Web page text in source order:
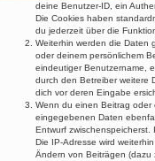
deine Benutzer-ID, ein
Die Cookies haben
du jederzeit über die
Weiterhin werden die Daten
oder deinem persönlichem
eindeutiger Benutzername,
durch den Betreiber weitere
dich vor deren Eingabe
Wenn du einen Beitrag oder
eingegebenen Daten
Entwurf
Die IP-Adresse wird
Ändern von Beiträgen (dazu